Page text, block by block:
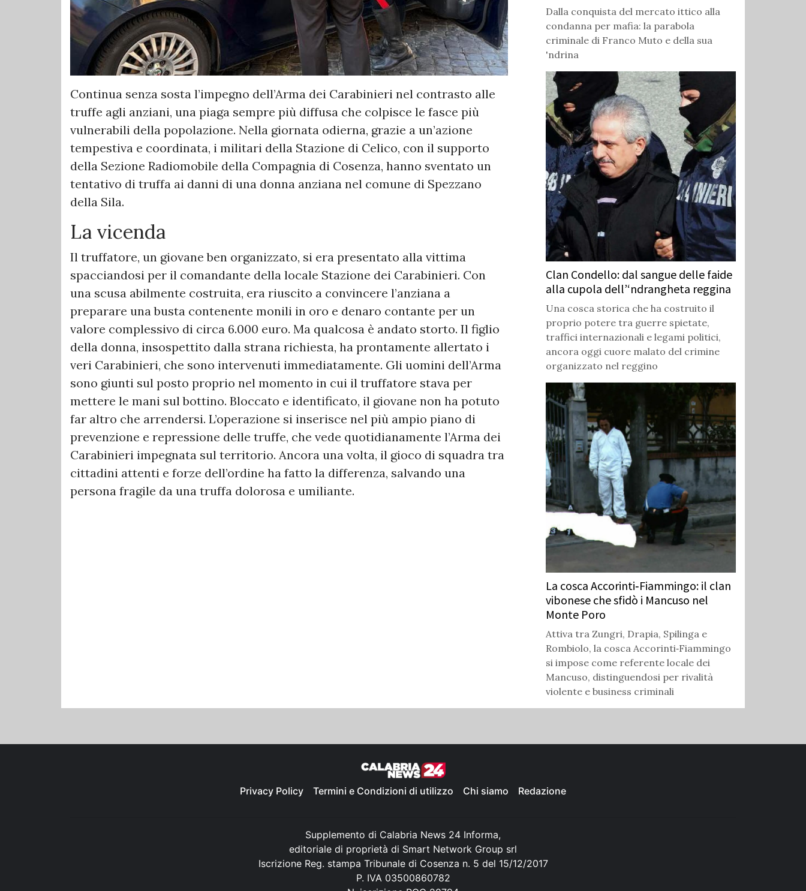
Continua senza sosta l’impegno dell’Arma dei Carabinieri nel contrasto alle
truffe agli anziani, una piaga sempre più diffusa che colpisce le fasce più
vulnerabili della popolazione. Nella giornata odierna, grazie a un’azione
tempestiva e coordinata, i militari della Stazione di Celico, con il supporto
della Sezione Radiomobile della Compagnia di Cosenza, hanno sventato un
tentativo di truffa ai danni di una donna anziana nel comune di Spezzano
della Sila.
La vicenda
Il truffatore, un giovane ben organizzato, si era presentato alla vittima
spacciandosi per il comandante della locale Stazione dei Carabinieri. Con
una scusa abilmente costruita, era riuscito a convincere l’anziana a
preparare una busta contenente monili in oro e denaro contante per un
valore complessivo di circa 6.000 euro. Ma qualcosa è andato storto. Il figlio
della donna, insospettito dalla strana richiesta, ha prontamente allertato i
veri Carabinieri, che sono intervenuti immediatamente. Gli uomini dell’Arma
sono giunti sul posto proprio nel momento in cui il truffatore stava per
mettere le mani sul bottino. Bloccato e identificato, il giovane non ha potuto
far altro che arrendersi. L’operazione si inserisce nel più ampio piano di
prevenzione e repressione delle truffe, che vede quotidianamente l’Arma dei
Carabinieri impegnata sul territorio. Ancora una volta, il gioco di squadra tra
cittadini attenti e forze dell’ordine ha fatto la differenza, salvando una
persona fragile da una truffa dolorosa e umiliante.
Dalla conquista del mercato ittico alla
condanna per mafia: la parabola
criminale di Franco Muto e della sua
'ndrina
Clan Condello: dal sangue delle faide
alla cupola dell’‘ndrangheta reggina
Una cosca storica che ha costruito il
proprio potere tra guerre spietate,
traffici internazionali e legami politici,
ancora oggi cuore malato del crimine
organizzato nel reggino
La cosca Accorinti‑Fiammingo: il clan
vibonese che sfidò i Mancuso nel
Monte Poro
Attiva tra Zungri, Drapia, Spilinga e
Rombiolo, la cosca Accorinti‑Fiammingo
si impose come referente locale dei
Mancuso, distinguendosi per rivalità
violente e business criminali
Privacy Policy Termini e Condizioni di utilizzo Chi siamo Redazione
Supplemento di Calabria News 24 Informa,
editoriale di proprietà di Smart Network Group srl
Iscrizione Reg. stampa Tribunale di Cosenza n. 5 del 15/12/2017
P. IVA 03500860782